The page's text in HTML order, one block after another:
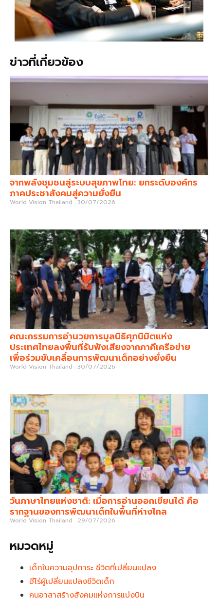
ข่าวที่เกี่ยวข้อง
จากพลังชุมชนสู่ระบบสุขภาพไทย: ยกระดับองค์กร
ภาคประชาสังคมสู่ความยั่งยืน
World Vision Thailand 30/07/2026
คณะกรรมการอำนวยการมูลนิธิศุภนิมิตแห่ง
ประเทศไทยลงพื้นที่รับฟังเสียงจากภาคีเครือข่าย
เพื่อร่วมขับเคลื่อนการพัฒนาเด็กอย่างยั่งยืน
World Vision Thailand 30/07/2026
วันภาษาไทยแห่งชาติ: เมื่อการอ่านออกเขียนได้ คือ
รากฐานของการพัฒนาเด็กในพื้นที่ห่างไกล
World Vision Thailand 29/07/2026
หมวดหมู่
เด็กในความอุปการะ ชีวิตที่เปลี่ยนแปลง
ฮีโร่ผู้เปลี่ยนแปลงชีวิตเด็ก
คนอาสาสร้างสังคมแห่งการแบ่งปัน